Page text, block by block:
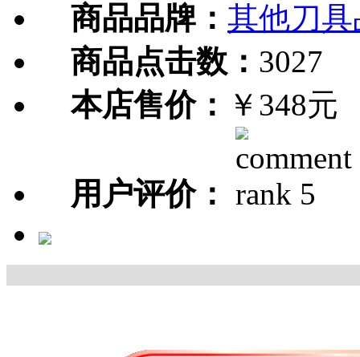
商品品牌： 其他刀
商品点击数： 3027
本店售价： ￥348元
用户评价：